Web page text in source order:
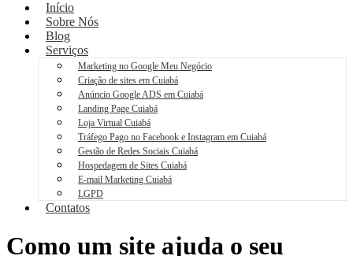
Início
Sobre Nós
Blog
Serviços
Marketing no Google Meu Negócio
Criação de sites em Cuiabá
Anúncio Google ADS em Cuiabá
Landing Page Cuiabá
Loja Virtual Cuiabá
Tráfego Pago no Facebook e Instagram em Cuiabá
Gestão de Redes Sociais Cuiabá
Hospedagem de Sites Cuiabá
E-mail Marketing Cuiabá
LGPD
Contatos
Como um site ajuda o seu